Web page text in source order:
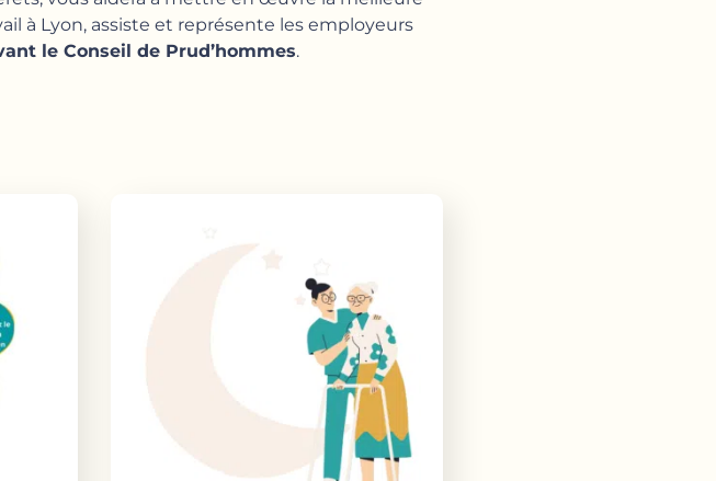
à Lyon, assiste et représente les employeurs
le Conseil de Prud’hommes.